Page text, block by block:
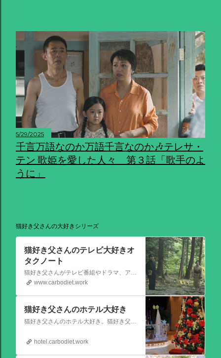
5/29/2025
千言万語なのか万語千言なのか🎶テレサ・
テン 歌姫を愛した人々 第３話「歌手のよ
うに」
猫好き父さんの大好きシリーズ
猫好き父さんのテレビ大好きオ
タクノート
猫好き父さんがテレビ番組やドラマ、アニメ、特撮ヒーロー,そしてダイエットについて書いたブログです。
www.carbodiet.work
猫好き父さんのホテル大好き
猫好き父さんのホテル大好き。猫好き父さんが宿泊したホテルの情報を徒然なるままに書いていきます。
hotel.carbodiet.work